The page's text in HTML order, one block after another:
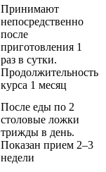
Принимают
непосредственно
после
приготовления 1
раз в сутки.
Продолжительность
курса 1 месяц
После еды по 2
столовые ложки
трижды в день.
Показан прием 2–3
недели